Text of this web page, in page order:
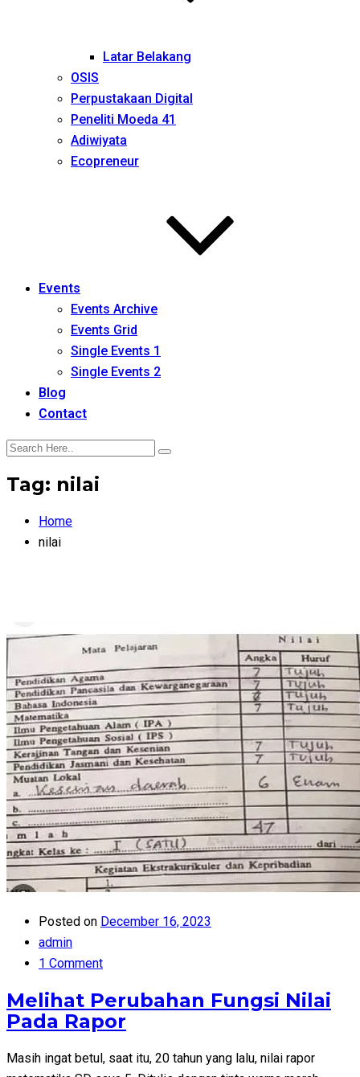
Latar Belakang
OSIS
Perpustakaan Digital
Peneliti Moeda 41
Adiwiyata
Ecopreneur
Events
Events Archive
Events Grid
Single Events 1
Single Events 2
Blog
Contact
Tag: nilai
Home
nilai
Posted on December 16, 2023
admin
1 Comment
Melihat Perubahan Fungsi Nilai
Pada Rapor
Masih ingat betul, saat itu, 20 tahun yang lalu, nilai rapor